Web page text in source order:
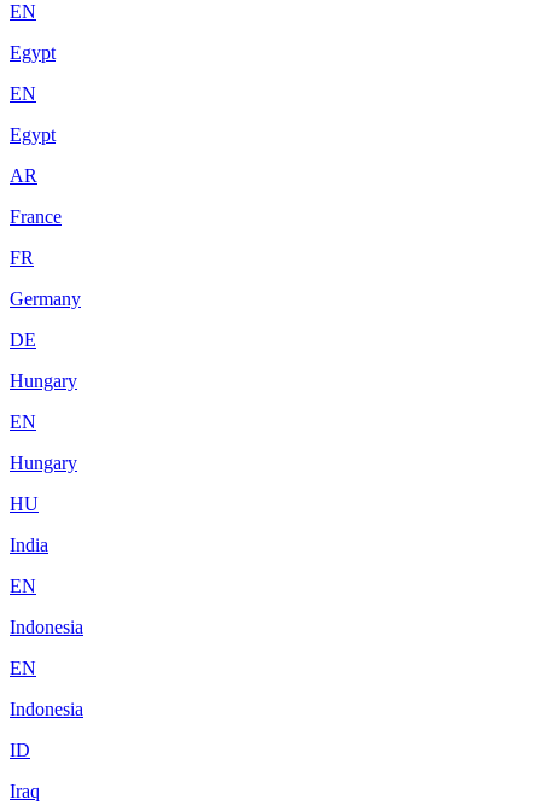
EN
Egypt
EN
Egypt
AR
France
FR
Germany
DE
Hungary
EN
Hungary
HU
India
EN
Indonesia
EN
Indonesia
ID
Iraq